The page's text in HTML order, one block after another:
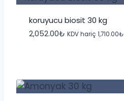
koruyucu biosit 30 kg
2,052.00₺ KDV hariç 1,710.00₺